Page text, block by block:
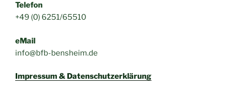
Telefon
+49 (0) 6251/65510
eMail
info@bfb-bensheim.de
Impressum & Datenschutzerklärung